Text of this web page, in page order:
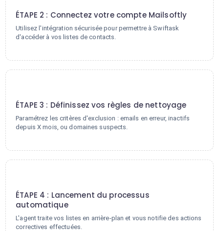
ÉTAPE 2 : Connectez votre compte Mailsoftly
Utilisez l'intégration sécurisée pour permettre à Swiftask
d'accéder à vos listes de contacts.
ÉTAPE 3 : Définissez vos règles de nettoyage
Paramétrez les critères d'exclusion : emails en erreur, inactifs
depuis X mois, ou domaines suspects.
ÉTAPE 4 : Lancement du processus
automatique
L'agent traite vos listes en arrière-plan et vous notifie des actions
correctives effectuées.